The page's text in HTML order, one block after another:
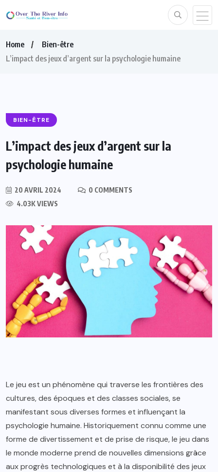
Home
Bien-être
L’impact des jeux d’argent sur la psychologie humaine
BIEN-ÊTRE
L’impact des jeux d’argent sur la
psychologie humaine
20 AVRIL 2024
0 COMMENTS
4.03K VIEWS
Le jeu est un phénomène qui traverse les frontières des
cultures, des époques et des classes sociales, se
manifestant sous diverses formes et influençant la
psychologie humaine. Historiquement connu comme une
forme de divertissement et de prise de risque, le jeu dans
le monde moderne prend de nouvelles dimensions grâce
aux progrès technologiques et à la disponibilité des jeux